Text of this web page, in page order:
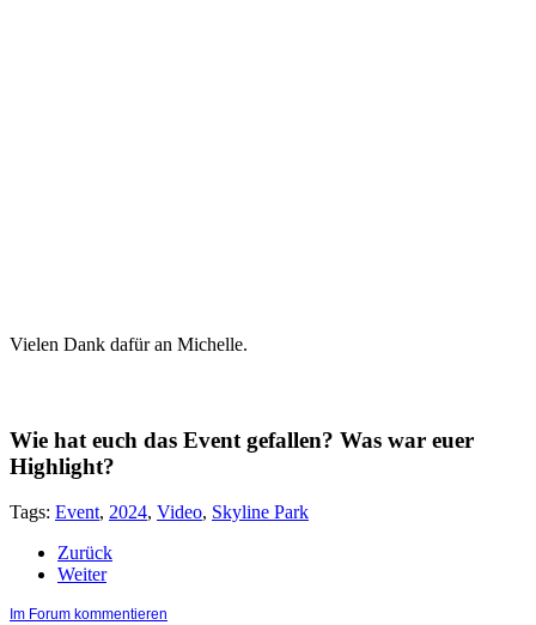
Vielen Dank dafür an Michelle.
Wie hat euch das Event gefallen? Was war euer
Highlight?
Tags: Event, 2024, Video, Skyline Park
Zurück
Weiter
Im Forum kommentieren